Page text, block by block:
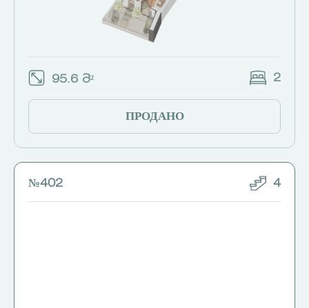
95.6 Მ² 2
ПРОДАНО
№402 4